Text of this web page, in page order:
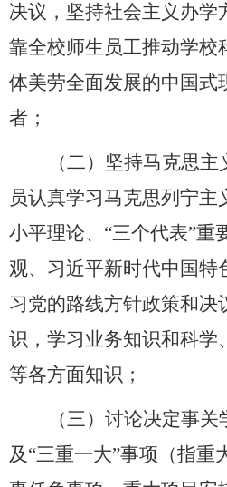
决议，坚持社会主义办学
靠全校师生员工推动学校
体美劳全面发展的中国式
者；
（二）坚持马克思
员认真学习马克思列宁主
小平理论、 “三个代表”重
观、习近平新时代中国特
习党的路线方针政策和决
识，学习业务知识和科学
等各方面知识；
（三）讨论决定事
及 “三重一大”事项（指重